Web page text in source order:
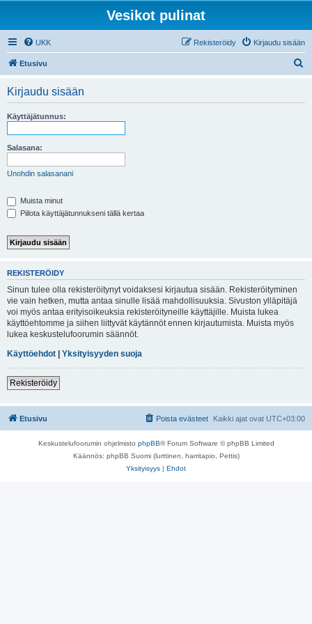
Vesikot pulinat
UKK Kirjaudu sisään
Rekisteröidy
Etusivu
Kirjaudu sisään
Käyttäjätunnus:
Salasana:
Unohdin salasanani
Muista minut
Piilota käyttäjätunnukseni tällä kertaa
REKISTERÖIDY
Sinun tulee olla rekisteröitynyt voidaksesi kirjautua sisään. Rekisteröityminen
vie vain hetken, mutta antaa sinulle lisää mahdollisuuksia. Sivuston ylläpitäjä
voi myös antaa erityisoikeuksia rekisteröityneille käyttäjille. Muista lukea
käyttöehtomme ja siihen liittyvät käytännöt ennen kirjautumista. Muista myös
lukea keskustelufoorumin säännöt.
Käyttöehdot | Yksityisyyden suoja
Rekisteröidy
Etusivu Kaikki ajat ovat UTC+03:00
Poista evästeet
Keskustelufoorumin ohjelmisto phpBB® Forum Software © phpBB Limited
Käännös: phpBB Suomi (lurttinen, harritapio, Pettis)
Yksityisyys | Ehdot